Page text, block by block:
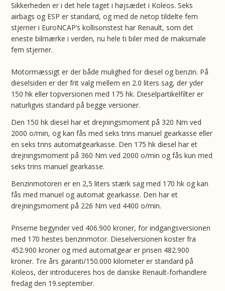
Sikkerheden er i det hele taget i højsædet i Koleos. Seks
airbags og ESP er standard, og med de netop tildelte fem
stjerner i EuroNCAP’s kollisonstest har Renault, som det
eneste bilmærke i verden, nu hele ti biler med de maksimale
fem stjerner.
Motormæssigt er der både mulighed for diesel og benzin. På
dieselsiden er der frit valg mellem en 2.0 liters sag, der yder
150 hk eller topversionen med 175 hk. Dieselpartikelfilter er
naturligvis standard på begge versioner.
Den 150 hk diesel har et drejningsmoment på 320 Nm ved
2000 o/min, og kan fås med seks trins manuel gearkasse eller
en seks trins automatgearkasse. Den 175 hk diesel har et
drejningsmoment på 360 Nm ved 2000 o/min og fås kun med
seks trins manuel gearkasse.
Benzinmotoren er en 2,5 liters stærk sag med 170 hk og kan
fås med manuel og automat gearkasse. Den har et
drejningsmoment på 226 Nm ved 4400 o/min.
Priserne begynder ved 406.900 kroner, for indgangsversionen
med 170 hestes benzinmotor. Dieselversionen koster fra
452.900 kroner og med automatgear er prisen 482.900
kroner. Tre års garanti/150.000 kilometer er standard på
Koleos, der introduceres hos de danske Renault-forhandlere
fredag den 19.september.